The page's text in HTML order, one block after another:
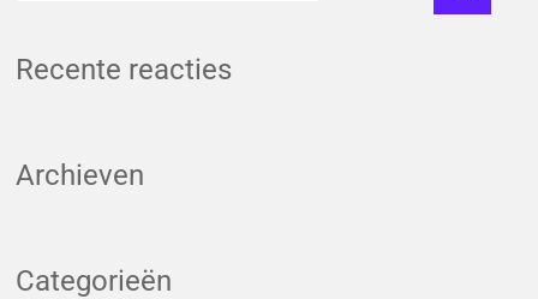
Recente reacties
Archieven
Categorieën